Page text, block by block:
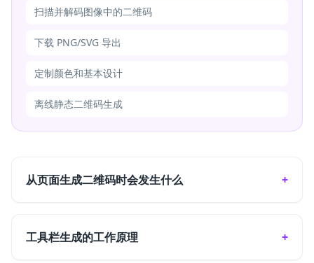
扫描并解码图像中的二维码
下载 PNG/SVG 导出
定制颜色和基本设计
离线静态二维码生成
从页面生成二维码时会发生什么
工具栏生成的工作原理